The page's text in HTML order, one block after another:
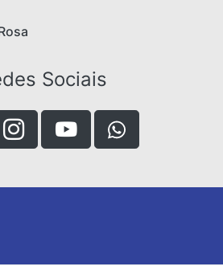
Sociais